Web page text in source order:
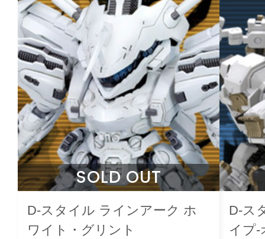
SOLD OUT
D-スタイル ラインアーク ホ
ワイト・グリント
D-ス
イプ-